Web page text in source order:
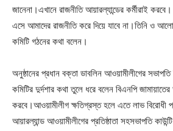
জানেনা।এখানে রাজনীতি আয়ারল্যান্ডের কর্মীরাই
এসে আমাদের রাজনীতি করে দিয়ে যাবে না।তিনি ও
কমিটি গঠনের কথা বলেন।
অনুষ্ঠানের প্রধান বক্তা ডাবলিন আওয়ামীলীগের
কমিটির দুর্দশার কথা তুলে ধরে বলেন বিএনপি
করবে।আওয়ামীলীগ ক্ষতিগ্রস্ত হলে এতে লাভ বিরোধী
আয়ারল্যান্ড আওয়ামীলীগের প্রতিষ্ঠাতা সহসভাপতি